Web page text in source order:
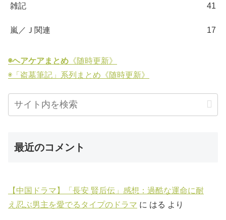
雑記 41
嵐／Ｊ関連 17
◉ヘアケアまとめ 《随時更新》
◉「盗墓筆記」系列まとめ《随時更新》
最近のコメント
【中国ドラマ】「長安 賢后伝」感想：過酷な運命に耐
え忍ぶ男主を愛でるタイプのドラマ に はる より